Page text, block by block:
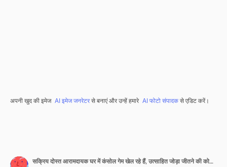
अपनी खुद की इमेज AI इमेज जनरेटरसे बनाएं और उन्हें हमारे AI फोटो संपादकसे एडिट करें।
सक्रिय दोस्त आरामदायक घर में कंसोल गेम खेल रहे हैं, उत्साहित जोड़ा जीतने की कोशिश कर रहा है